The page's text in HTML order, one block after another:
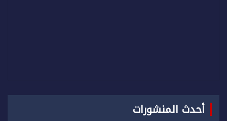
أحدث المنشورات